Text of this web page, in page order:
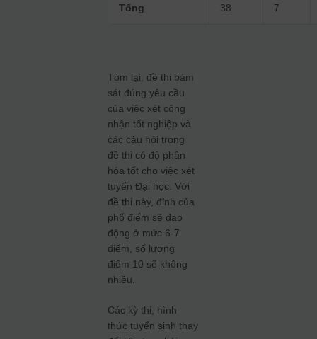
Tổng 38 7
Tóm lại, đề thi bám
sát đúng yêu cầu
của việc xét công
nhận tốt nghiệp và
các câu hỏi trong
đề thi có độ phân
hóa tốt cho việc xét
tuyển Đại học. Với
đề thi này, đỉnh của
phổ điểm sẽ dao
động ở mức 6-7
điểm, số lượng
điểm 10 sẽ không
nhiều.
Các kỳ thi, hình
thức tuyển sinh thay